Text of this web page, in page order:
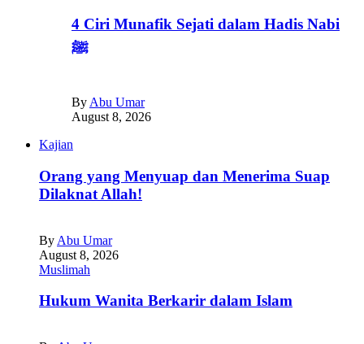
4 Ciri Munafik Sejati dalam Hadis Nabi
ﷺ
By Abu Umar
August 8, 2026
Kajian
Orang yang Menyuap dan Menerima Suap
Dilaknat Allah!
By Abu Umar
August 8, 2026
Muslimah
Hukum Wanita Berkarir dalam Islam